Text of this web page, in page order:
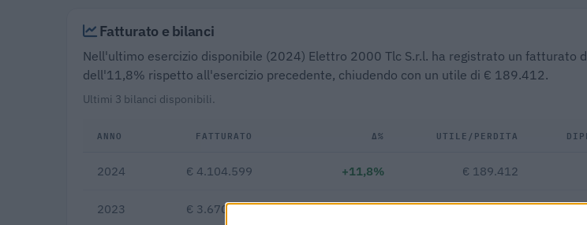
Fatturato e bilanci
Nell'ultimo esercizio disponibile (2024) Elettro 2000 Tlc S.r.l. ha registrato un fatturato
dell'11,8% rispetto all'esercizio precedente, chiudendo con un utile di € 189.412.
Ultimi 3 bilanci disponibili.
ANNO FATTURATO Δ% UTILE/PERDITA
2024 € 4.104.599 +11,8% € 189.412
2023 € 3.670.356 +71,8% € 144.570